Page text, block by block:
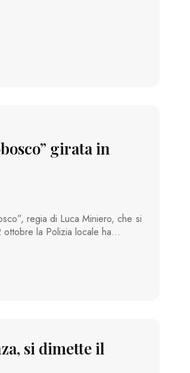
girata in
regia di Luca Miniero, che si
ottobre la Polizia locale ha…
si dimette il